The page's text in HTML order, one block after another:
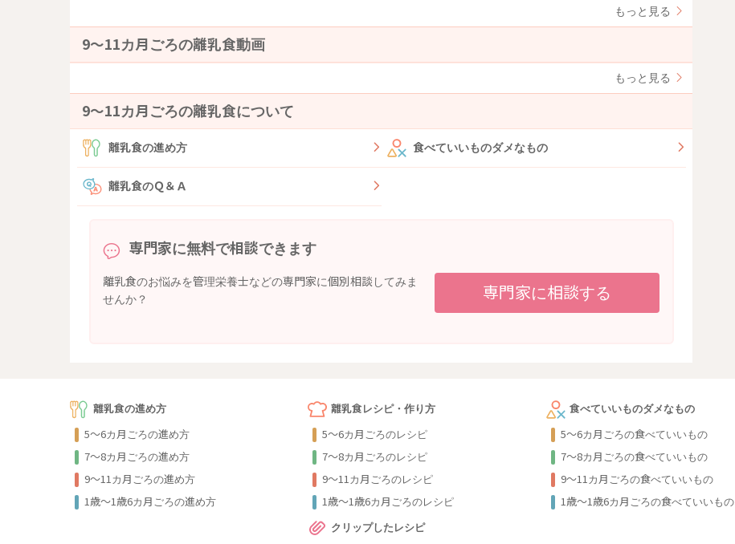
もっと見る
9〜11カ月ごろの離乳食動画
もっと見る
9〜11カ月ごろの離乳食について
離乳食の進め方 食べていいものダメなもの
離乳食のＱ＆Ａ
専門家に無料で相談できます
離乳食のお悩みを管理栄養士などの専門家に個別相談してみま
せんか？
専門家に相談する
離乳食の進め方
5～6カ月ごろの進め方
7～8カ月ごろの進め方
9〜11カ月ごろの進め方
1歳〜1歳6カ月ごろの進め方
離乳食レシピ・作り方
5～6カ月ごろのレシピ
7～8カ月ごろのレシピ
9〜11カ月ごろのレシピ
1歳〜1歳6カ月ごろのレシピ
クリップしたレシピ
食べていいものダメなもの
5～6カ月ごろの食べていいもの
7～8カ月ごろの食べていいもの
9〜11カ月ごろの食べていいもの
1歳〜1歳6カ月ごろの食べていいもの